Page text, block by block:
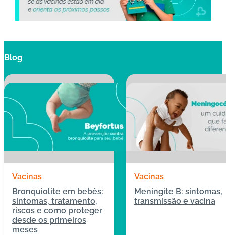
Blog
Vacinas
Bronquiolite em bebês:
sintomas, tratamento,
riscos e como proteger
desde os primeiros
meses
Vacinas
Meningite B: sintomas,
transmissão e vacina